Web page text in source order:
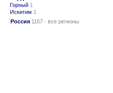
Горный 1
Искитим 1
Россия 1157 - все регионы